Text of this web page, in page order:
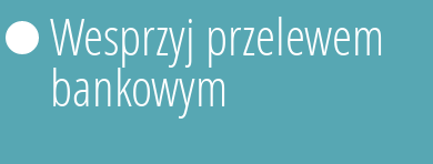
Wesprzyj przelewem
bankowym